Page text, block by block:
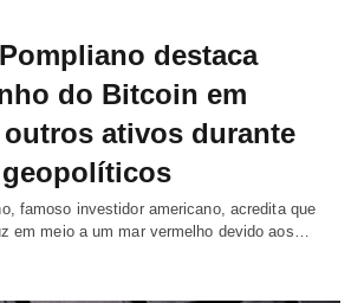
destaca
do Bitcoin em
outros ativos durante
famoso investidor americano, acredita que
em meio a um mar vermelho devido aos…